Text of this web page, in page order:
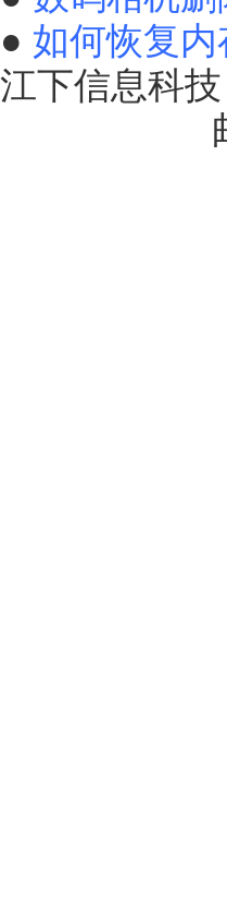
● 如何恢复
江下信息科